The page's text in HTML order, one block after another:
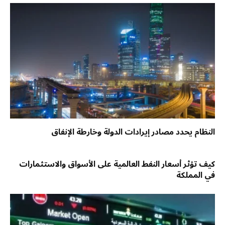
النظام يحدد مصادر إيرادات الدولة وخارطة الإنفاق
كيف تؤثر أسعار النفط العالمية على الأسواق والاستثمارات
في المملكة